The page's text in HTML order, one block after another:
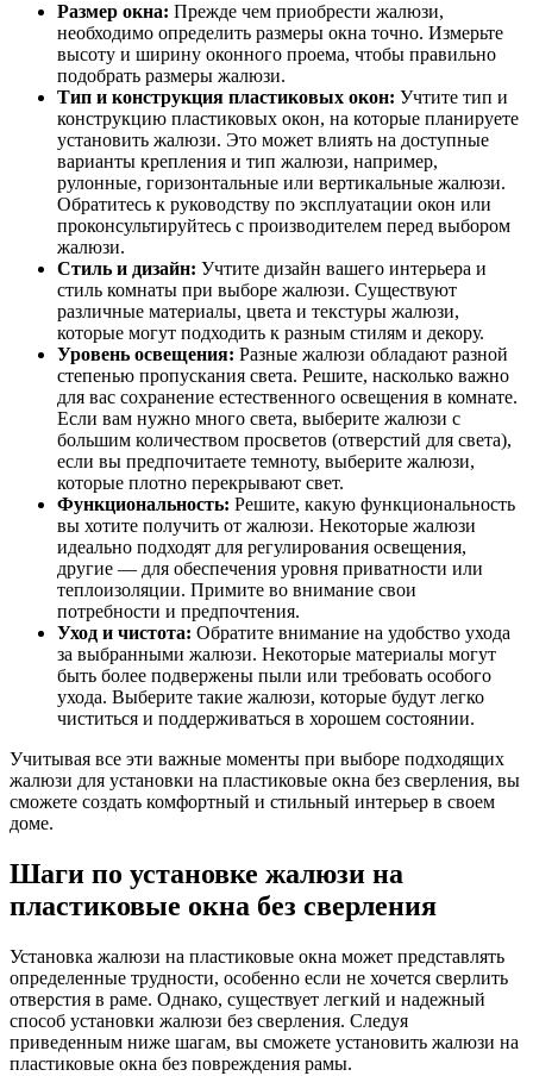
Размер окна: Прежде чем приобрести жалюзи,
необходимо определить размеры окна точно. Измерьте
высоту и ширину оконного проема, чтобы правильно
подобрать размеры жалюзи.
Тип и конструкция пластиковых окон: Учтите тип и
конструкцию пластиковых окон, на которые планируете
установить жалюзи. Это может влиять на доступные
варианты крепления и тип жалюзи, например,
рулонные, горизонтальные или вертикальные жалюзи.
Обратитесь к руководству по эксплуатации окон или
проконсультируйтесь с производителем перед выбором
жалюзи.
Стиль и дизайн: Учтите дизайн вашего интерьера и
стиль комнаты при выборе жалюзи. Существуют
различные материалы, цвета и текстуры жалюзи,
которые могут подходить к разным стилям и декору.
Уровень освещения: Разные жалюзи обладают разной
степенью пропускания света. Решите, насколько важно
для вас сохранение естественного освещения в комнате.
Если вам нужно много света, выберите жалюзи с
большим количеством просветов (отверстий для света),
если вы предпочитаете темноту, выберите жалюзи,
которые плотно перекрывают свет.
Функциональность: Решите, какую функциональность
вы хотите получить от жалюзи. Некоторые жалюзи
идеально подходят для регулирования освещения,
другие — для обеспечения уровня приватности или
теплоизоляции. Примите во внимание свои
потребности и предпочтения.
Уход и чистота: Обратите внимание на удобство ухода
за выбранными жалюзи. Некоторые материалы могут
быть более подвержены пыли или требовать особого
ухода. Выберите такие жалюзи, которые будут легко
чиститься и поддерживаться в хорошем состоянии.
Учитывая все эти важные моменты при выборе подходящих
жалюзи для установки на пластиковые окна без сверления, вы
сможете создать комфортный и стильный интерьер в своем
доме.
Шаги по установке жалюзи на
пластиковые окна без сверления
Установка жалюзи на пластиковые окна может представлять
определенные трудности, особенно если не хочется сверлить
отверстия в раме. Однако, существует легкий и надежный
способ установки жалюзи без сверления. Следуя
приведенным ниже шагам, вы сможете установить жалюзи на
пластиковые окна без повреждения рамы.